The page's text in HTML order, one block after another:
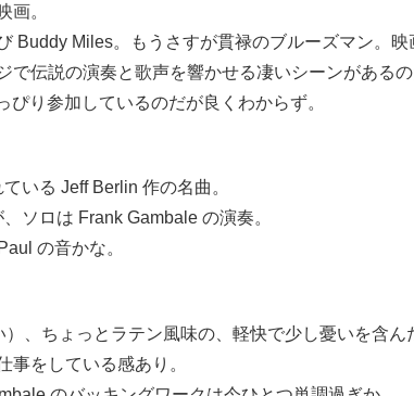
画。
Buddy Miles。もうさすが貫禄のブルーズマン。
で伝説の演奏と歌声を響かせる凄いシーンがある
り参加しているのだが良くわからず。
いる Jeff Berlin 作の名曲。
ソロは Frank Gambale の演奏。
の音かな。
、ちょっとラテン風味の、軽快で少し憂いを含ん
事をしている感あり。